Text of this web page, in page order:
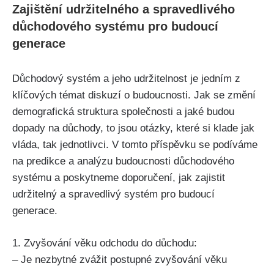
Zajištění udržitelného a spravedlivého
důchodového systému pro budoucí
generace
Důchodový systém a jeho udržitelnost je jedním z
klíčových témat diskuzí o budoucnosti. Jak se změní
demografická struktura společnosti a jaké budou
dopady na důchody, to jsou otázky, které si klade jak
vláda, tak jednotlivci. V tomto příspěvku se podíváme
na predikce a analýzu budoucnosti důchodového
systému a poskytneme doporučení, jak zajistit
udržitelný a spravedlivý systém pro budoucí
generace.
1. Zvyšování věku odchodu do důchodu:
– Je nezbytné zvážit postupné zvyšování věku